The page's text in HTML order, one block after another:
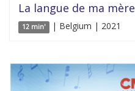
La langue de ma mère
12 min' | Belgium | 2021